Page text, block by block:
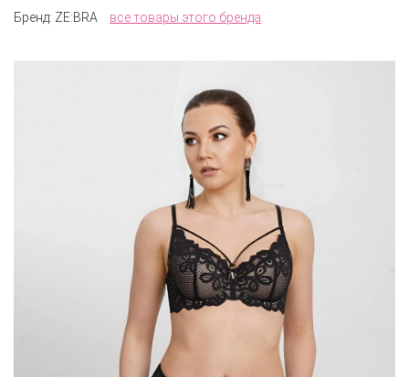
Бренд: ZE:BRA все товары этого бренда